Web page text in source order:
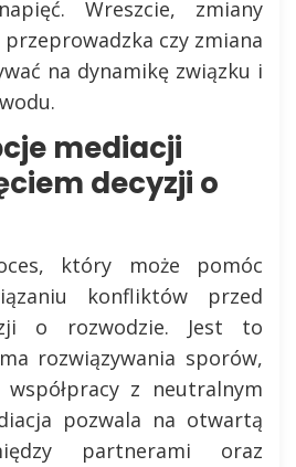
Wreszcie, zmiany
czy zmiana
na dynamikę związku i
mediacji
decyzji o
który może pomóc
konfliktów przed
o rozwodzie. Jest to
rozwiązywania sporów,
z neutralnym
pozwala na otwartą
partnerami oraz